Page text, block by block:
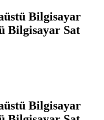
Bilgisayar
Bilgisayar Sat
Bilgisayar